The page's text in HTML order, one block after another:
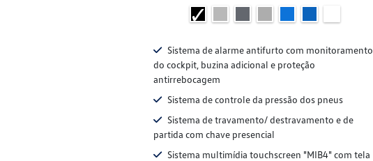
Sistema de alarme antifurto com monitoramento
do cockpit, buzina adicional e proteção
antirrebocagem
Sistema de controle da pressão dos pneus
Sistema de travamento/ destravamento e de
partida com chave presencial
Sistema multimídia touchscreen "MIB4" com tela